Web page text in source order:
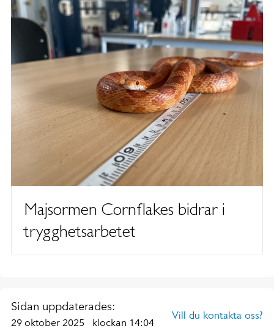
Majsormen Cornflakes bidrar i
trygghetsarbetet
Sidan uppdaterades:
29 oktober 2025 klockan 14:04
Vill du kontakta oss?